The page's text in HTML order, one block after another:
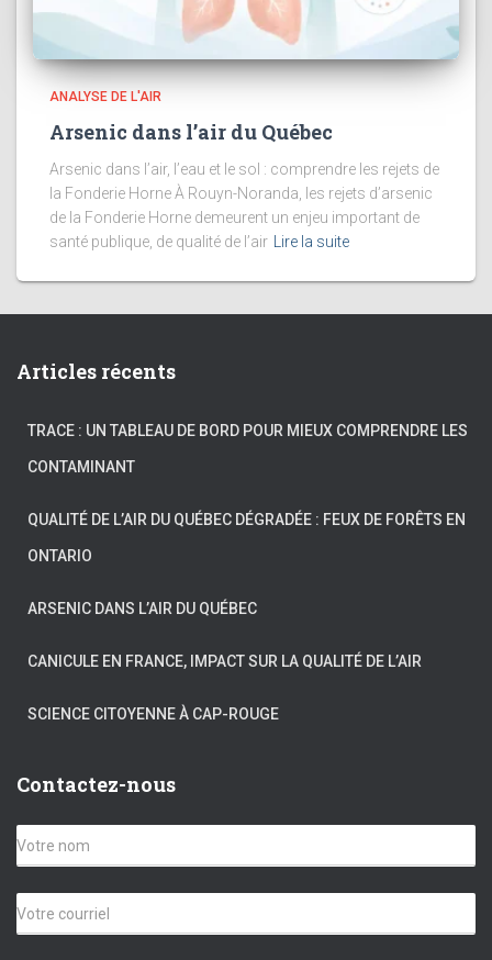
ANALYSE DE L'AIR
Arsenic dans l’air du Québec
Arsenic dans l’air, l’eau et le sol : comprendre les rejets de
la Fonderie Horne À Rouyn-Noranda, les rejets d’arsenic
de la Fonderie Horne demeurent un enjeu important de
santé publique, de qualité de l’air Lire la suite
Articles récents
TRACE : UN TABLEAU DE BORD POUR MIEUX COMPRENDRE LES
CONTAMINANT
QUALITÉ DE L’AIR DU QUÉBEC DÉGRADÉE : FEUX DE FORÊTS EN
ONTARIO
ARSENIC DANS L’AIR DU QUÉBEC
CANICULE EN FRANCE, IMPACT SUR LA QUALITÉ DE L’AIR
SCIENCE CITOYENNE À CAP-ROUGE
Contactez-nous
V
o
r
e
C
o